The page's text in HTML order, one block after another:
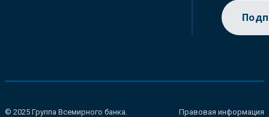
© 2025 Группа Всемирного банка.
Правовая информация